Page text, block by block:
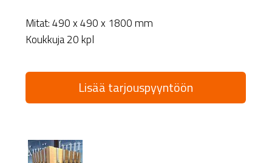
Mitat: 490 x 490 x 1800 mm
Koukkuja 20 kpl
Lisää tarjouspyyntöön